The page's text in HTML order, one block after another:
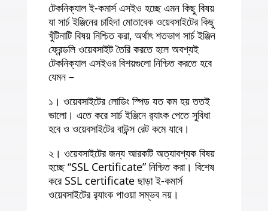
টেকনিক্যাল ই-কমার্স এসইও হচ্ছে এমন কিছু বিষয়
যা সার্চ ইঞ্জিনের চাহিদা মোতাবেক ওয়েবসাইটের কিছু
খুঁটিনাটি বিষয় নিশ্চিত করা, অর্থাৎ শতভাগ সার্চ ইঞ্জিন
ফ্রেন্ডলি ওয়েবসাইট তৈরি করতে হলে অবশ্যই
টেকনিক্যাল এসইওর বিশয়গুলো নিশ্চিত করতে হবে
যেমন –
১। ওয়েবসাইটের লোডিং স্পিড যত কম হয় ততই
ভালো। এতে করে সার্চ ইঞ্জিনে র‍্যাংক পেতে সুবিধা
হবে ও ওয়েবসাইটের বাউন্স রেট কমে যাবে।
২। ওয়েবসাইটের জন্য আরকটি অত্যাবশ্যক বিষয়
হচ্ছে “SSL Certificate” নিশ্চিত করা। বিশেষ
করে SSL certificate ছাড়া ই-কমার্স
ওয়েবসাইটের র‍্যাংক পাওয়া সম্ভব নয়।